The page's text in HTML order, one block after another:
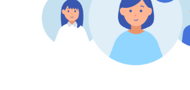
お知らせ
オーディエンスデータの階層
インプレッションデータの算出方法